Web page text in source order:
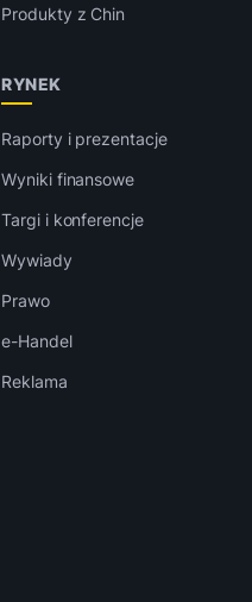
Produkty z Chin
RYNEK
Raporty i prezentacje
Wyniki finansowe
Targi i konferencje
Wywiady
Prawo
e-Handel
Reklama